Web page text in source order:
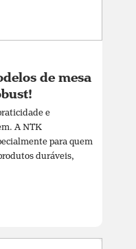
de mesa
e
A NTK
para quem
duráveis,